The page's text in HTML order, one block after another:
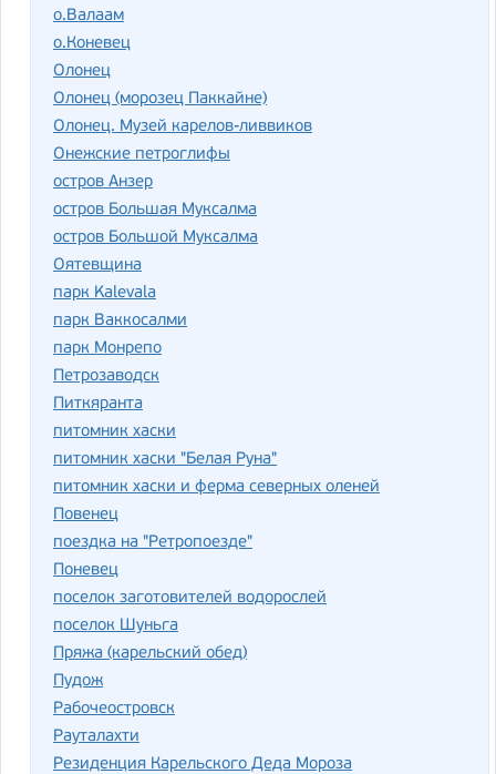
о.Валаам
о.Коневец
Олонец
Олонец (морозец Паккайне)
Олонец. Музей карелов-ливвиков
Онежские петроглифы
остров Анзер
остров Большая Муксалма
остров Большой Муксалма
Оятевщина
парк Kalevala
парк Ваккосалми
парк Монрепо
Петрозаводск
Питкяранта
питомник хаски
питомник хаски "Белая Руна"
питомник хаски и ферма северных оленей
Повенец
поездка на "Ретропоезде"
Поневец
поселок заготовителей водорослей
поселок Шуньга
Пряжа (карельский обед)
Пудож
Рабочеостровск
Рауталахти
Резиденция Карельского Деда Мороза